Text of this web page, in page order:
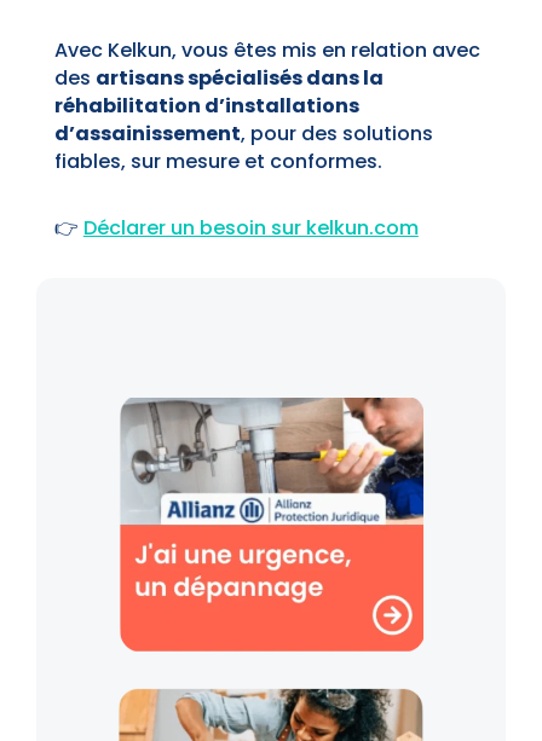
Avec Kelkun, vous êtes mis en relation avec
des artisans spécialisés dans la
réhabilitation d’installations
d’assainissement, pour des solutions
fiables, sur mesure et conformes.
👉 Déclarer un besoin sur kelkun.com